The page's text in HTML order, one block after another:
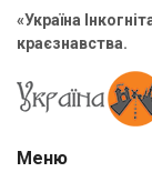
«Україна
краєзнавства.
Меню